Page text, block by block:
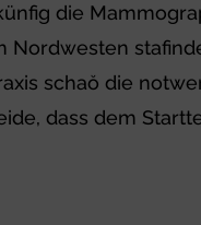
die
schaŏ die
dass dem